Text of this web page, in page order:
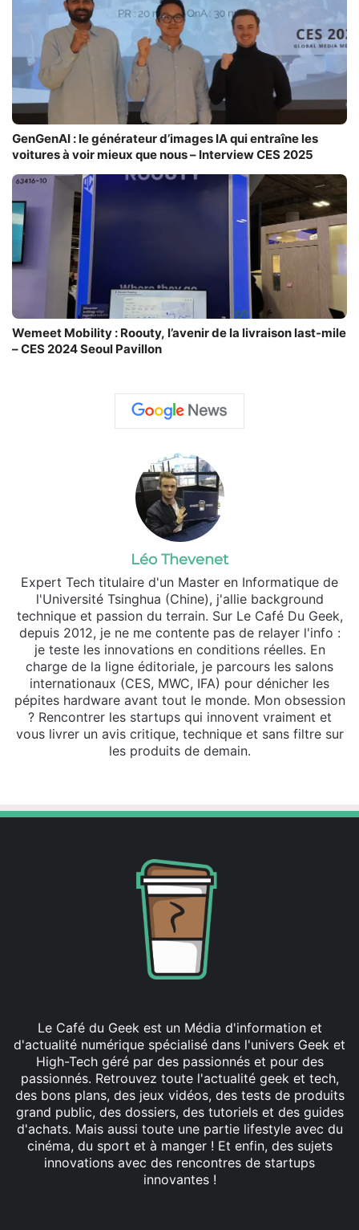
GenGenAI : le générateur d’images IA qui entraîne les
voitures à voir mieux que nous – Interview CES 2025
Wemeet Mobility : Roouty, l’avenir de la livraison last-mile
– CES 2024 Seoul Pavillon
Léo Thevenet
Expert Tech titulaire d'un Master en Informatique de
l'Université Tsinghua (Chine), j'allie background
technique et passion du terrain. Sur Le Café Du Geek,
depuis 2012, je ne me contente pas de relayer l'info :
je teste les innovations en conditions réelles. En
charge de la ligne éditoriale, je parcours les salons
internationaux (CES, MWC, IFA) pour dénicher les
pépites hardware avant tout le monde. Mon obsession
? Rencontrer les startups qui innovent vraiment et
vous livrer un avis critique, technique et sans filtre sur
les produits de demain.
Le Café du Geek est un Média d'information et
d'actualité numérique spécialisé dans l'univers Geek et
High-Tech géré par des passionnés et pour des
passionnés. Retrouvez toute l'actualité geek et tech,
des bons plans, des jeux vidéos, des tests de produits
grand public, des dossiers, des tutoriels et des guides
d'achats. Mais aussi toute une partie lifestyle avec du
cinéma, du sport et à manger ! Et enfin, des sujets
innovations avec des rencontres de startups
innovantes !